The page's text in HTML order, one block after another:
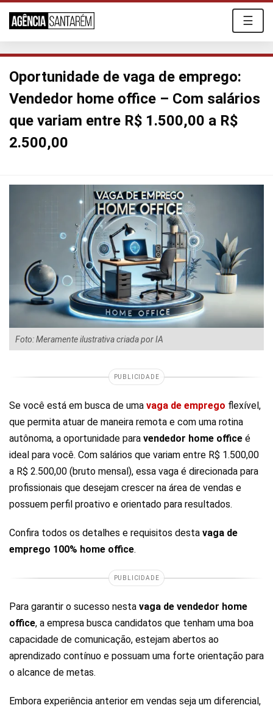
☰
Oportunidade de vaga de emprego:
Vendedor home office – Com salários
que variam entre R$ 1.500,00 a R$
2.500,00
Foto: Meramente ilustrativa criada por IA
PUBLICIDADE
Se você está em busca de uma vaga de emprego flexível,
que permita atuar de maneira remota e com uma rotina
autônoma, a oportunidade para vendedor home office é
ideal para você. Com salários que variam entre R$ 1.500,00
a R$ 2.500,00 (bruto mensal), essa vaga é direcionada para
profissionais que desejam crescer na área de vendas e
possuem perfil proativo e orientado para resultados.
Confira todos os detalhes e requisitos desta vaga de
emprego 100% home office.
PUBLICIDADE
Para garantir o sucesso nesta vaga de vendedor home
office, a empresa busca candidatos que tenham uma boa
capacidade de comunicação, estejam abertos ao
aprendizado contínuo e possuam uma forte orientação para
o alcance de metas.
Embora experiência anterior em vendas seja um diferencial,